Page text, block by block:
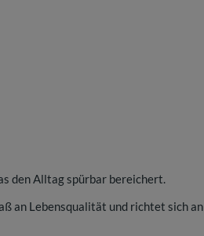
den Alltag spürbar bereichert.
an Lebensqualität und richtet sich an